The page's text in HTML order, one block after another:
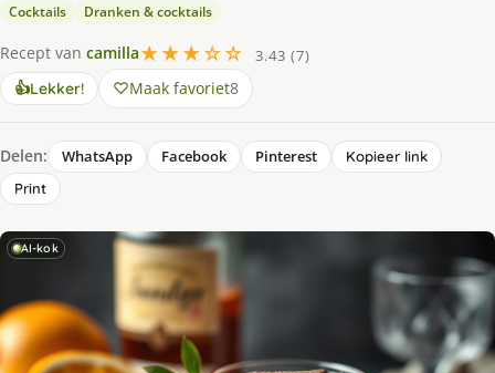
Cocktails Dranken & cocktails
Recept van camilla★★★☆☆
3.43 (7)
👍Lekker! Maak favoriet8
Delen: WhatsApp Facebook Pinterest
Kopieer link
Print
AI-kok